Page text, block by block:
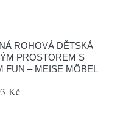
ROHOVÁ DĚTSKÁ
PROSTOREM S
FUN – MEISE MÖBEL
Kč